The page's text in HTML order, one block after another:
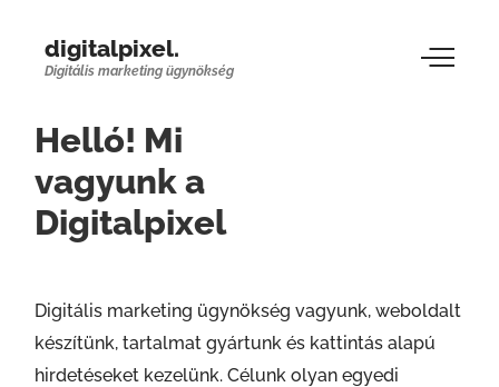
digitalpixel.
Digitális marketing ügynökség
Helló! Mi
vagyunk a
Digitalpixel
Digitális marketing ügynökség vagyunk, weboldalt
készítünk, tartalmat gyártunk és kattintás alapú
hirdetéseket kezelünk. Célunk olyan egyedi